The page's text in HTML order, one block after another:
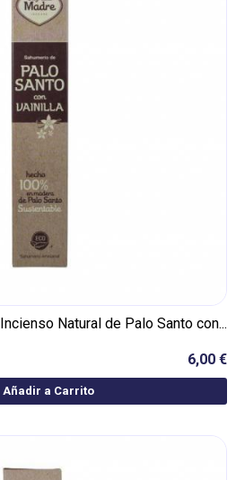
Incienso Natural de Palo Santo con...
6,00 €
Añadir a Carrito